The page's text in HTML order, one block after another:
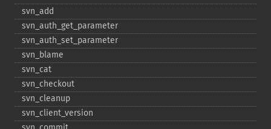
svn_​add
svn_​auth_​get_​parameter
svn_​auth_​set_​parameter
svn_​blame
svn_​cat
svn_​checkout
svn_​cleanup
svn_​client_​version